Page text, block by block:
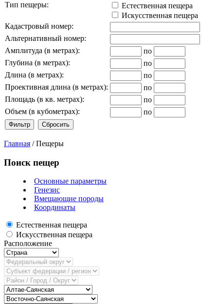
Тип пещеры:
Естественная пещера
Искусственная пещера
Кадастровый номер:
Альтернативный номер:
Амплитуда (в метрах):
по
Глубина (в метрах):
по
Длина (в метрах):
по
Проективная длина (в метрах):
по
Площадь (в кв. метрах):
по
Объем (в кубометрах):
по
Главная / Пещеры
Поиск пещер
Основные параметры
Генезис
Вмещающие породы
Координаты
Естественная пещера
Искусственная пещера
Расположение